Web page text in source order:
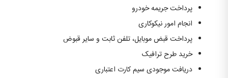
پرداخت جریمه خودرو
انجام امور نیکوکاری
پرداخت قبض موبایل، تلفن ثابت و سایر قبوض
خرید طرح ترافیک
دریافت موجودی سیم کارت اعتباری